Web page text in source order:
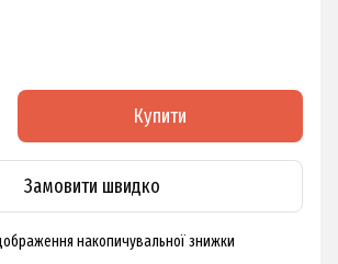
Купити
Замовити швидко
накопичувальної знижки